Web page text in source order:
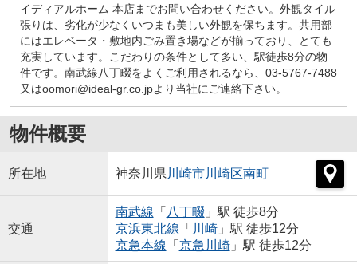
イディアルホーム 本店までお問い合わせください。外観タイル
張りは、劣化が少なくいつまも美しい外観を保ちます。共用部
にはエレベータ・敷地内ごみ置き場などが揃っており、とても
充実しています。こだわりの条件として多い、駅徒歩8分の物
件です。南武線八丁畷をよくご利用されるなら、03-5767-7488
又はoomori@ideal-gr.co.jpより当社にご連絡下さい。
物件概要
所在地 神奈川県 川崎市川崎区南町
交通
南武線 「 八丁畷」駅 徒歩8分
京浜東北線 「 川崎」駅 徒歩12分
京急本線 「 京急川崎」駅 徒歩12分